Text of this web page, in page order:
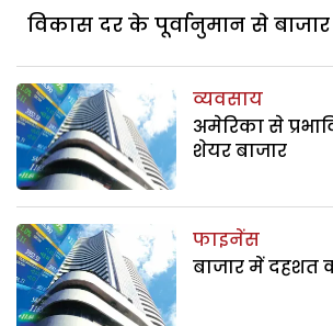
विकास दर के पूर्वानुमान से
व्यवसाय
अमेरिका से
शेयर बाजार
फाइनेंस
बाजार में दहशत